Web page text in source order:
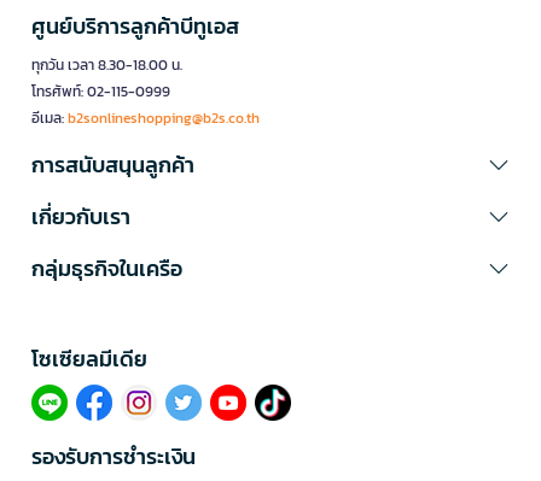
ศูนย์บริการลูกค้าบีทูเอส
ทุกวัน เวลา 8.30-18.00 น.
โทรศัพท์: 02-115-0999
อีเมล:b2sonlineshopping@b2s.co.th
การสนับสนุนลูกค้า
เกี่ยวกับเรา
กลุ่มธุรกิจในเครือ
โซเซียลมีเดีย​
รองรับการชำระเงิน